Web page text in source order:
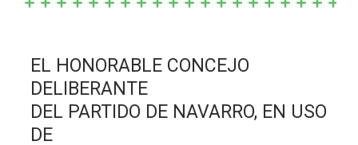
EL HONORABLE CONCEJO
DELIBERANTE
DEL PARTIDO DE NAVARRO, EN USO
DE